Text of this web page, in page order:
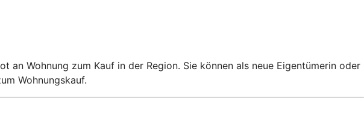
an Wohnung zum Kauf in der Region. Sie können als neue Eigentümerin oder
Wohnungskauf.